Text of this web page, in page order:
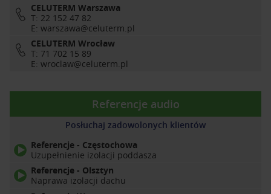
CELUTERM Warszawa
T: 22 152 47 82
E: warszawa@celuterm.pl
CELUTERM Wrocław
T: 71 702 15 89
E: wroclaw@celuterm.pl
Referencje audio
Posłuchaj zadowolonych klientów
Referencje - Częstochowa
Uzupełnienie izolacji poddasza
Referencje - Olsztyn
Naprawa izolacji dachu